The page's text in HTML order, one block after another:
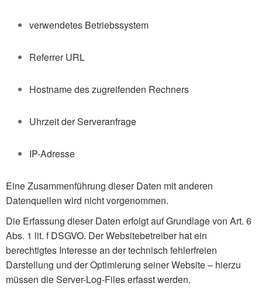
verwendetes Betriebssystem
Referrer URL
Hostname des zugreifenden Rechners
Uhrzeit der Serveranfrage
IP-Adresse
Eine Zusammenführung dieser Daten mit anderen
Datenquellen wird nicht vorgenommen.
Die Erfassung dieser Daten erfolgt auf Grundlage von Art. 6
Abs. 1 lit. f DSGVO. Der Websitebetreiber hat ein
berechtigtes Interesse an der technisch fehlerfreien
Darstellung und der Optimierung seiner Website – hierzu
müssen die Server-Log-Files erfasst werden.